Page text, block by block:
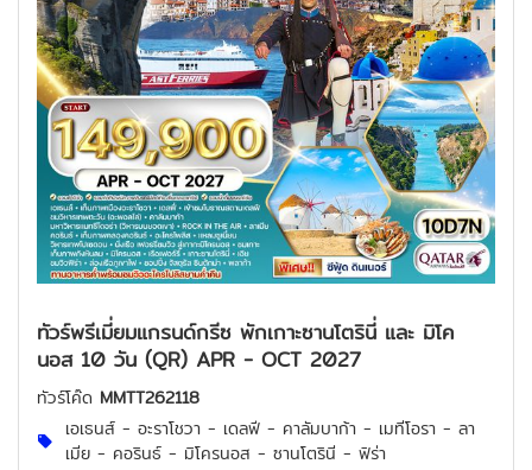
ทัวร์พรีเมี่ยมแกรนด์กรีซ พักเกาะซานโตรินี่ และ มิโค
นอส 10 วัน (QR) APR - OCT 2027
ทัวร์โค๊ด MMTT262118
เอเธนส์ - อะราโชวา - เดลฟี - คาลัมบาก้า - เมทีโอรา - ลา
เมีย - คอรินธ์ - มิโครนอส - ซานโตรินี - ฟิร่า